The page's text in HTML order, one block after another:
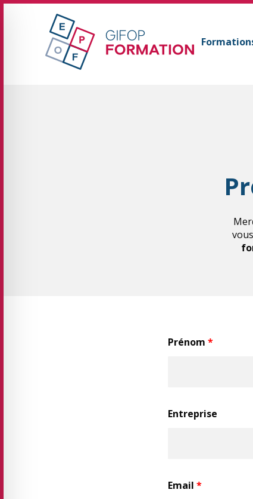
GIFOP Formation Centre de formation
vous
Prénom *
Entreprise
Email *